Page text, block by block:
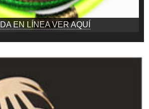
EN LÍNEA VER AQUÍ